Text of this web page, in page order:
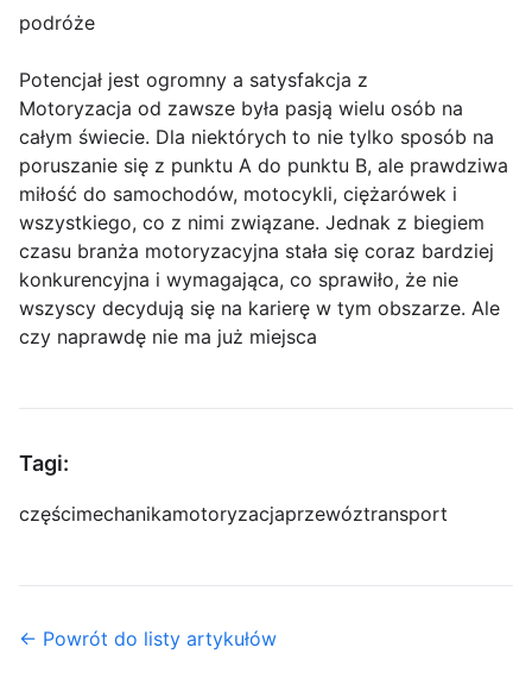
podróże
Potencjał jest ogromny a satysfakcja z
Motoryzacja od zawsze była pasją wielu osób na
całym świecie. Dla niektórych to nie tylko sposób na
poruszanie się z punktu A do punktu B, ale prawdziwa
miłość do samochodów, motocykli, ciężarówek i
wszystkiego, co z nimi związane. Jednak z biegiem
czasu branża motoryzacyjna stała się coraz bardziej
konkurencyjna i wymagająca, co sprawiło, że nie
wszyscy decydują się na karierę w tym obszarze. Ale
czy naprawdę nie ma już miejsca
Tagi:
częścimechanikamotoryzacjaprzewóztransport
← Powrót do listy artykułów